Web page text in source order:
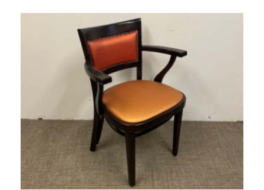
is: